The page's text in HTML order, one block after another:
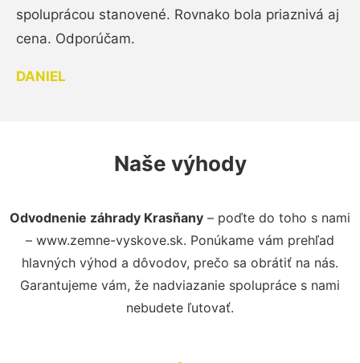
spoluprácou stanovené. Rovnako bola priaznivá aj
cena. Odporúčam.
DANIEL
Naše výhody
Odvodnenie záhrady Krasňany – poďte do toho s nami
– www.zemne-vyskove.sk. Ponúkame vám prehľad
hlavných výhod a dôvodov, prečo sa obrátiť na nás.
Garantujeme vám, že nadviazanie spolupráce s nami
nebudete ľutovať.